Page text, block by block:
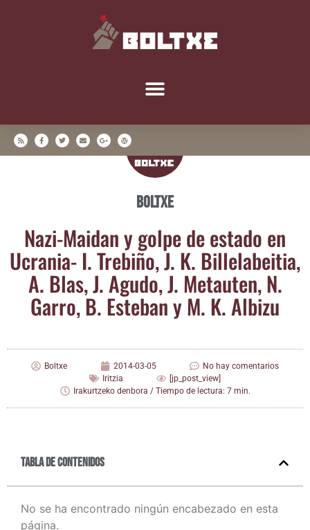
Boltxe
Nazi-Mai­dan y gol­pe de esta­do en
Ucra­nia- I. Tre­bi­ño, J. K. Bille­la­bei­tia,
A. Blas, J. Agu­do, J. Meta­uten, N.
Garro, B. Este­ban y M. K. Albizu
Boltxe 2014-03-05
No hay comentarios
Iritzia
[jp_post_view]
Irakurtzeko denbora / Tiempo de lectura: 7 min.
Tabla de contenidos
No se ha encontrado ningún encabezado en esta
página.